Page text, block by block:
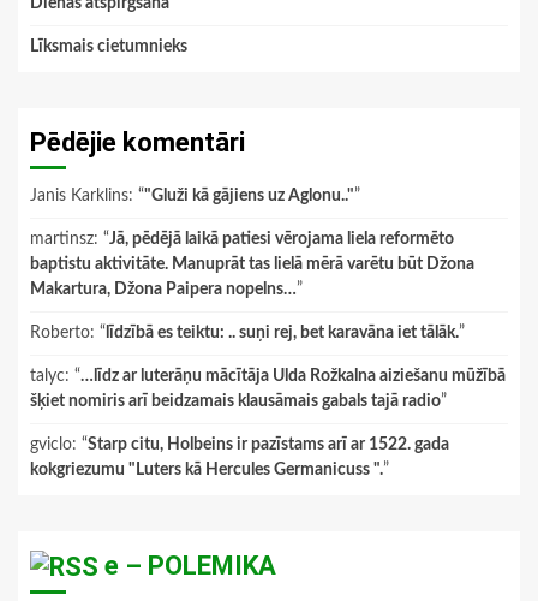
Dienas atspirgšana
Līksmais cietumnieks
Pēdējie komentāri
Janis Karklins: “"Gluži kā gājiens uz Aglonu.."”
martinsz: “Jā, pēdējā laikā patiesi vērojama liela reformēto
baptistu aktivitāte. Manuprāt tas lielā mērā varētu būt Džona
Makartura, Džona Paipera nopelns…”
Roberto: “ līdzībā es teiktu: .. suņi rej, bet karavāna iet tālāk.”
talyc: “…līdz ar luterāņu mācītāja Ulda Rožkalna aiziešanu mūžībā
šķiet nomiris arī beidzamais klausāmais gabals tajā radio”
gviclo: “Starp citu, Holbeins ir pazīstams arī ar 1522. gada
kokgriezumu "Luters kā Hercules Germanicuss ".”
e – POLEMIKA